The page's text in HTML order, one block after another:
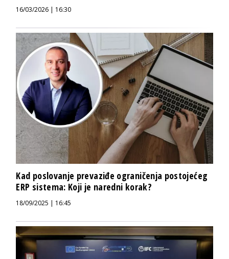
16/03/2026 | 16:30
Kad poslovanje prevaziđe ograničenja postojećeg
ERP sistema: Koji je naredni korak?
18/09/2025 | 16:45